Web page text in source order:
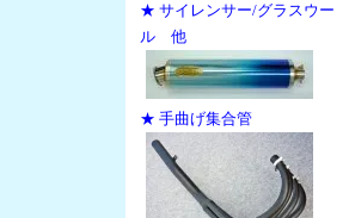
★ サイレンサー/グラスウー
ル 他
★ 手曲げ集合管